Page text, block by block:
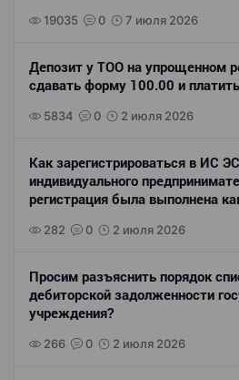
19035 0 7 июля 2026
Депозит у ТОО на упрощенном
сдавать форму 100.00 и
5834 0 2 июля 2026
Как зарегистрироваться в ИС
индивидуального
регистрация была выполнена
282 0 2 июля 2026
Просим разъяснить порядок
дебиторской задолженности
учреждения?
266 0 2 июля 2026